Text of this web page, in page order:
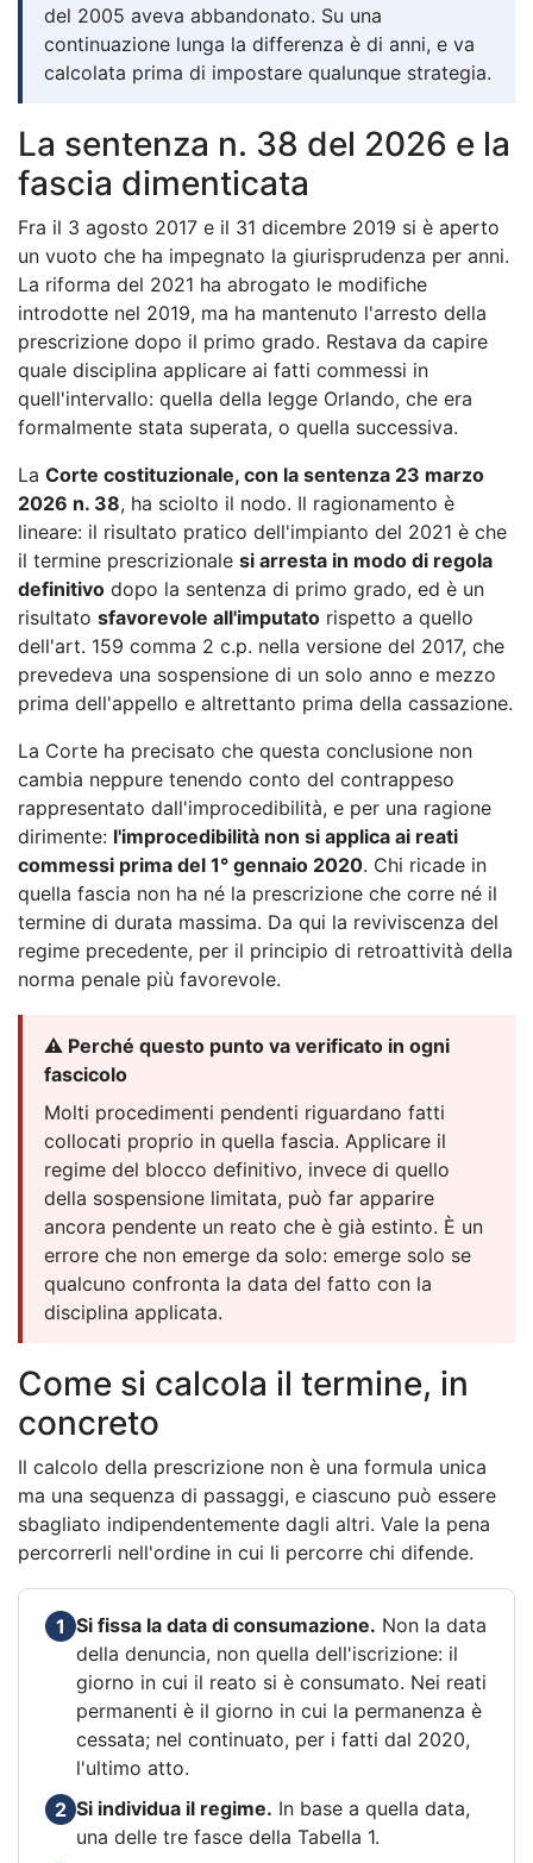
del 2005 aveva abbandonato. Su una
continuazione lunga la differenza è di anni, e va
calcolata prima di impostare qualunque strategia.
La sentenza n. 38 del 2026 e la
fascia dimenticata
Fra il 3 agosto 2017 e il 31 dicembre 2019 si è aperto
un vuoto che ha impegnato la giurisprudenza per anni.
La riforma del 2021 ha abrogato le modifiche
introdotte nel 2019, ma ha mantenuto l'arresto della
prescrizione dopo il primo grado. Restava da capire
quale disciplina applicare ai fatti commessi in
quell'intervallo: quella della legge Orlando, che era
formalmente stata superata, o quella successiva.
La Corte costituzionale, con la sentenza 23 marzo
2026 n. 38, ha sciolto il nodo. Il ragionamento è
lineare: il risultato pratico dell'impianto del 2021 è che
il termine prescrizionale si arresta in modo di regola
definitivo dopo la sentenza di primo grado, ed è un
risultato sfavorevole all'imputato rispetto a quello
dell'art. 159 comma 2 c.p. nella versione del 2017, che
prevedeva una sospensione di un solo anno e mezzo
prima dell'appello e altrettanto prima della cassazione.
La Corte ha precisato che questa conclusione non
cambia neppure tenendo conto del contrappeso
rappresentato dall'improcedibilità, e per una ragione
dirimente: l'improcedibilità non si applica ai reati
commessi prima del 1° gennaio 2020. Chi ricade in
quella fascia non ha né la prescrizione che corre né il
termine di durata massima. Da qui la reviviscenza del
regime precedente, per il principio di retroattività della
norma penale più favorevole.
⚠️ Perché questo punto va verificato in ogni
fascicolo
Molti procedimenti pendenti riguardano fatti
collocati proprio in quella fascia. Applicare il
regime del blocco definitivo, invece di quello
della sospensione limitata, può far apparire
ancora pendente un reato che è già estinto. È un
errore che non emerge da solo: emerge solo se
qualcuno confronta la data del fatto con la
disciplina applicata.
Come si calcola il termine, in
concreto
Il calcolo della prescrizione non è una formula unica
ma una sequenza di passaggi, e ciascuno può essere
sbagliato indipendentemente dagli altri. Vale la pena
percorrerli nell'ordine in cui li percorre chi difende.
1 Si fissa la data di consumazione. Non la data
della denuncia, non quella dell'iscrizione: il
giorno in cui il reato si è consumato. Nei reati
permanenti è il giorno in cui la permanenza è
cessata; nel continuato, per i fatti dal 2020,
l'ultimo atto.
2 Si individua il regime. In base a quella data,
una delle tre fasce della Tabella 1.